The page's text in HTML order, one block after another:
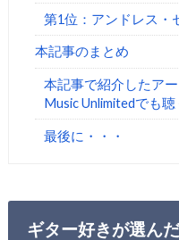
第1位：アンドレス・
本記事のまとめ
本記事で紹介したア
Music Unlimitedでも
最後に・・・
ギター好きが選ん